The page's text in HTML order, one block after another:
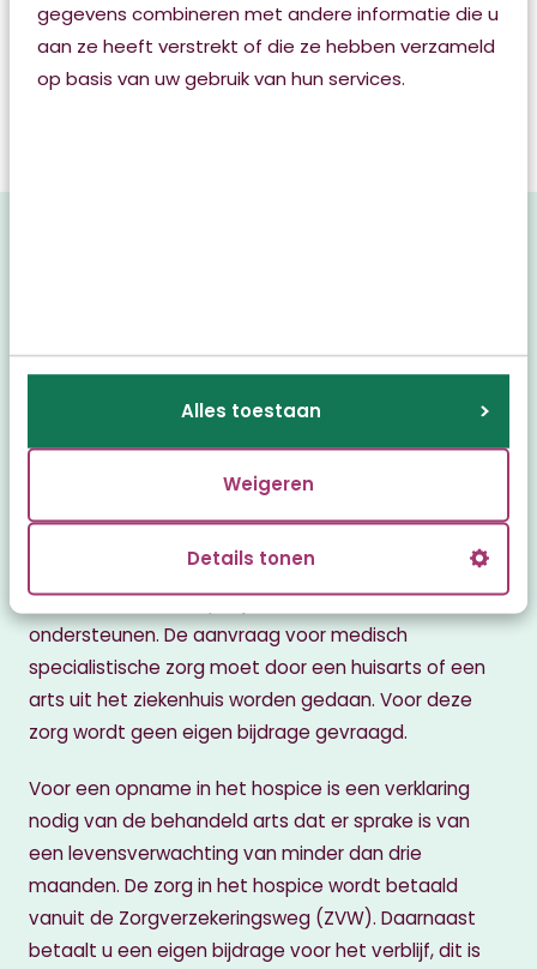
gegevens combineren met andere informatie die u
aan ze heeft verstrekt of die ze hebben verzameld
op basis van uw gebruik van hun services.
Alles toestaan
Weigeren
Details tonen
www.vptzzofriesland.nl
Woonzorgcentrum Haersmahiem in Buitenpost heeft
Als u palliatieve zorg nodig heeft, kunt u via de
wijkverpleegkundige een indicatie krijgen. Deze
indicatie heeft u nodig om zorg te krijgen en om de
zorgkosten vergoed te krijgen vanuit de
familielid of mantelzorger uw wensen en behoeftes
en de manier waarop wij u het beste kunnen
ondersteunen. De aanvraag voor medisch
specialistische zorg moet door een huisarts of een
arts uit het ziekenhuis worden gedaan. Voor deze
zorg wordt geen eigen bijdrage gevraagd.
Voor een opname in het hospice is een verklaring
nodig van de behandeld arts dat er sprake is van
een levensverwachting van minder dan drie
maanden. De zorg in het hospice wordt betaald
vanuit de Zorgverzekeringsweg (ZVW). Daarnaast
betaalt u een eigen bijdrage voor het verblijf, dit is